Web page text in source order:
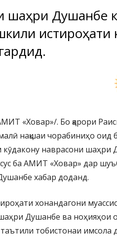
шаҳри Душанбе
истироҳати
«Ховар»/. Бо қарори
нақшаи чорабиниҳо оид
кӯдакону наврасони шаҳри
ба АМИТ «Ховар» дар
хабар доданд.
хонандагони
Душанбе ва ноҳияҳои
тобистонаи имсола